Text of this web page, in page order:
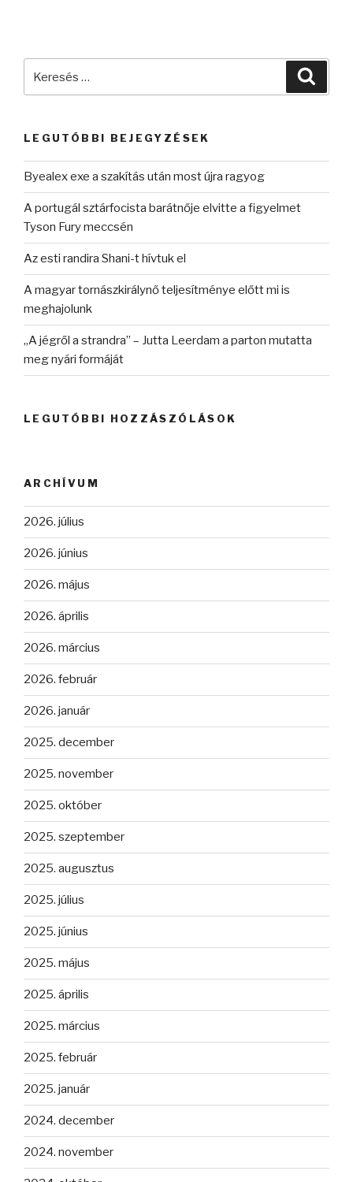
LEGUTÓBBI BEJEGYZÉSEK
Byealex exe a szakítás után most újra ragyog
A portugál sztárfocista barátnője elvitte a figyelmet
Tyson Fury meccsén
Az esti randira Shani-t hívtuk el
A magyar tornászkirálynő teljesítménye előtt mi is
meghajolunk
„A jégről a strandra” – Jutta Leerdam a parton mutatta
meg nyári formáját
LEGUTÓBBI HOZZÁSZÓLÁSOK
ARCHÍVUM
2026. július
2026. június
2026. május
2026. április
2026. március
2026. február
2026. január
2025. december
2025. november
2025. október
2025. szeptember
2025. augusztus
2025. július
2025. június
2025. május
2025. április
2025. március
2025. február
2025. január
2024. december
2024. november